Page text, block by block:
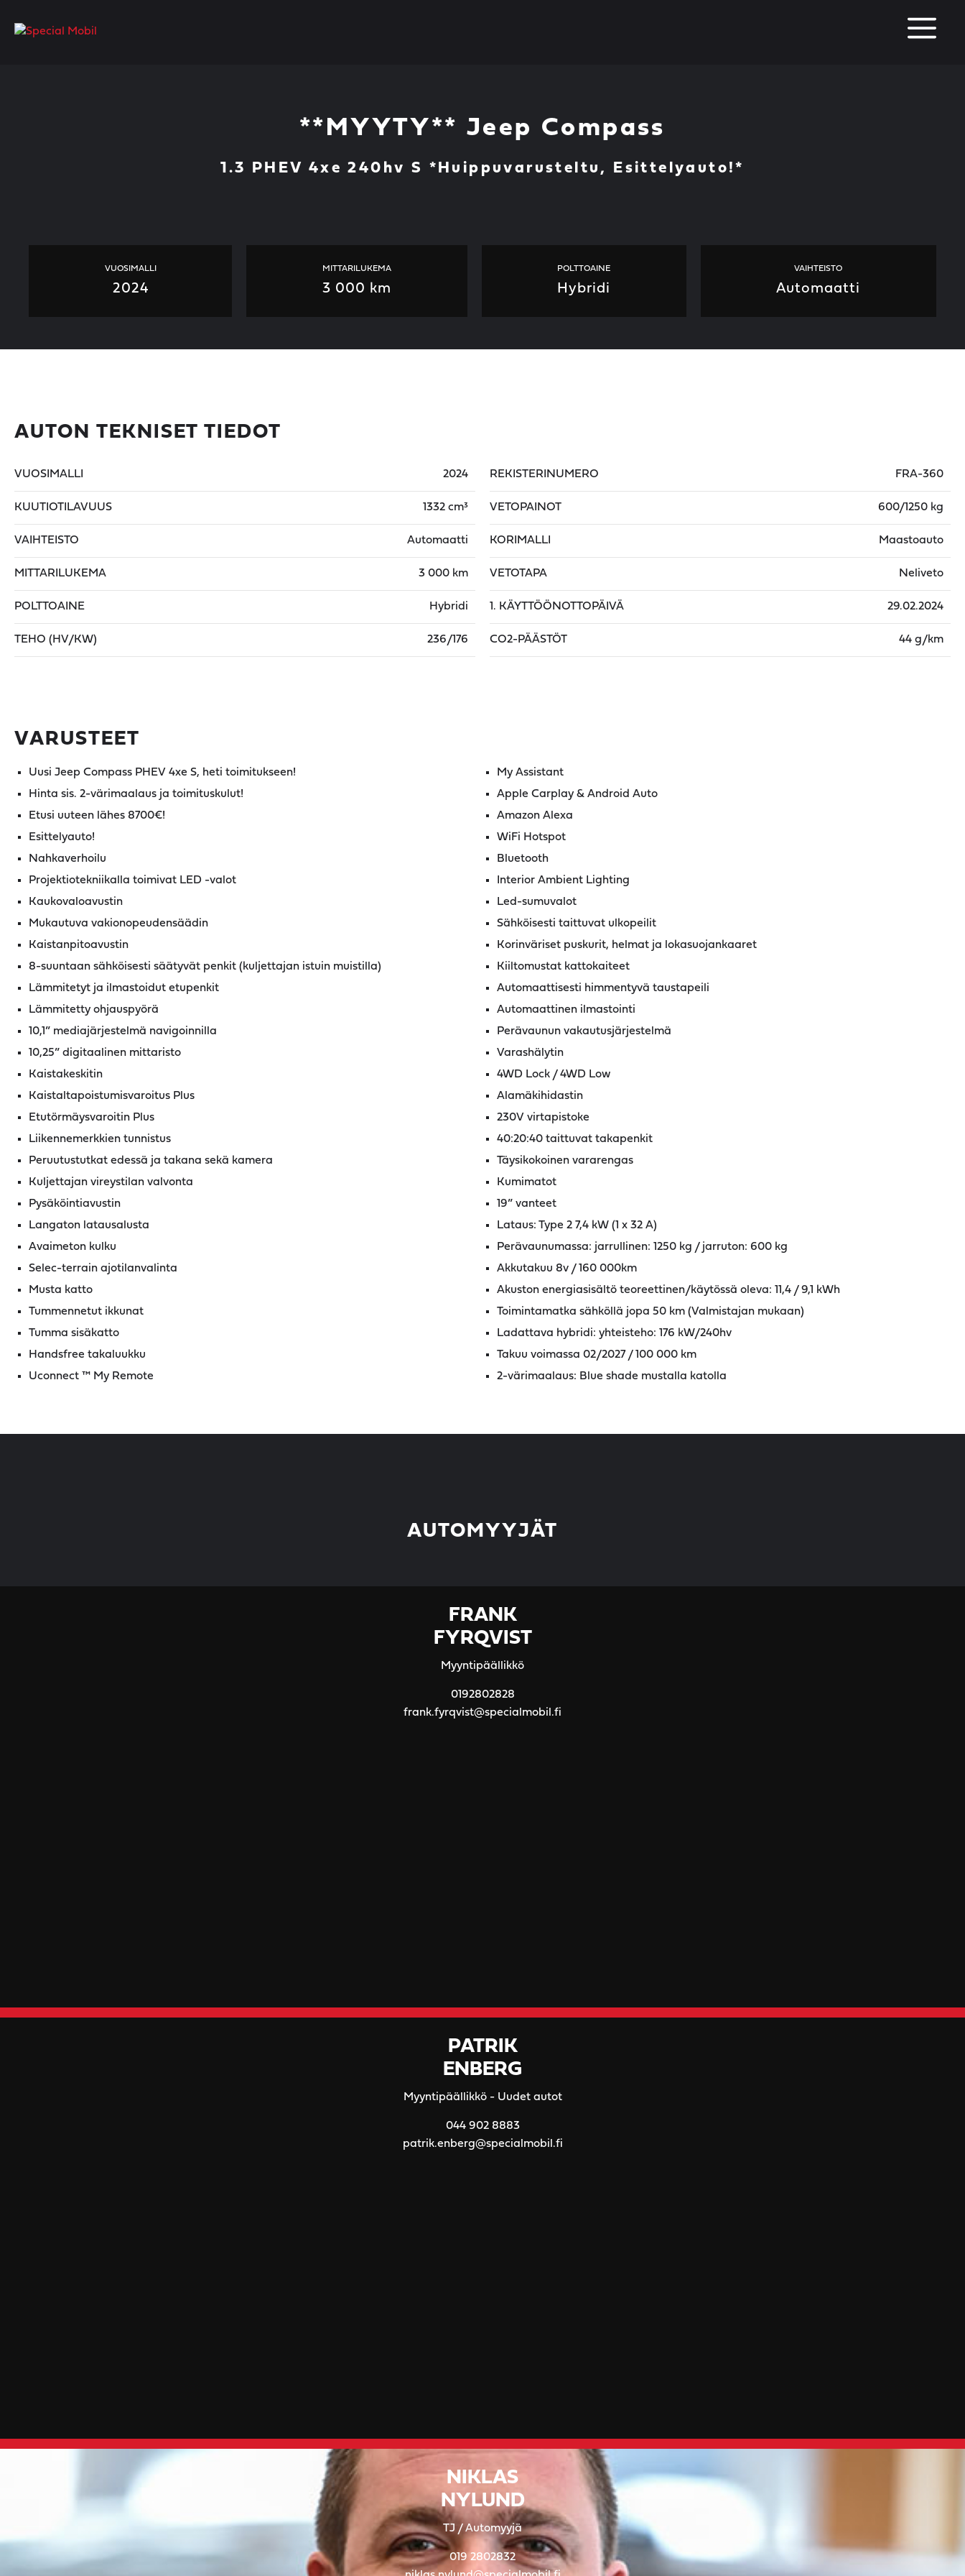
**MYYTY** Jeep Compass
1.3 PHEV 4xe 240hv S *Huippuvarusteltu, Esittelyauto!*
VUOSIMALLI
2024
MITTARILUKEMA
3 000 km
POLTTOAINE
Hybridi
VAIHTEISTO
Automaatti
AUTON TEKNISET TIEDOT
VUOSIMALLI 2024
KUUTIOTILAVUUS 1332 cm³
VAIHTEISTO Automaatti
MITTARILUKEMA 3 000 km
POLTTOAINE Hybridi
TEHO (HV/KW) 236/176
REKISTERINUMERO FRA-360
VETOPAINOT 600/1250 kg
KORIMALLI Maastoauto
VETOTAPA Neliveto
1. KÄYTTÖÖNOTTOPÄIVÄ 29.02.2024
CO2-PÄÄSTÖT 44 g/km
VARUSTEET
Uusi Jeep Compass PHEV 4xe S, heti toimitukseen!
Hinta sis. 2-värimaalaus ja toimituskulut!
Etusi uuteen lähes 8700€!
Esittelyauto!
Nahkaverhoilu
Projektiotekniikalla toimivat LED -valot
Kaukovaloavustin
Mukautuva vakionopeudensäädin
Kaistanpitoavustin
8-suuntaan sähköisesti säätyvät penkit (kuljettajan istuin muistilla)
Lämmitetyt ja ilmastoidut etupenkit
Lämmitetty ohjauspyörä
10,1” mediajärjestelmä navigoinnilla
10,25” digitaalinen mittaristo
Kaistakeskitin
Kaistaltapoistumisvaroitus Plus
Etutörmäysvaroitin Plus
Liikennemerkkien tunnistus
Peruutustutkat edessä ja takana sekä kamera
Kuljettajan vireystilan valvonta
Pysäköintiavustin
Langaton latausalusta
Avaimeton kulku
Selec-terrain ajotilanvalinta
Musta katto
Tummennetut ikkunat
Tumma sisäkatto
Handsfree takaluukku
Uconnect ™ My Remote
My Assistant
Apple Carplay & Android Auto
Amazon Alexa
WiFi Hotspot
Bluetooth
Interior Ambient Lighting
Led-sumuvalot
Sähköisesti taittuvat ulkopeilit
Korinväriset puskurit, helmat ja lokasuojankaaret
Kiiltomustat kattokaiteet
Automaattisesti himmentyvä taustapeili
Automaattinen ilmastointi
Perävaunun vakautusjärjestelmä
Varashälytin
4WD Lock / 4WD Low
Alamäkihidastin
230V virtapistoke
40:20:40 taittuvat takapenkit
Täysikokoinen vararengas
Kumimatot
19” vanteet
Lataus: Type 2 7,4 kW (1 x 32 A)
Perävaunumassa: jarrullinen: 1250 kg / jarruton: 600 kg
Akkutakuu 8v / 160 000km
Akuston energiasisältö teoreettinen/käytössä oleva: 11,4 / 9,1 kWh
Toimintamatka sähköllä jopa 50 km (Valmistajan mukaan)
Ladattava hybridi: yhteisteho: 176 kW/240hv
Takuu voimassa 02/2027 / 100 000 km
2-värimaalaus: Blue shade mustalla katolla
AUTOMYYJÄT
FRANK
FYRQVIST
Myyntipäällikkö
0192802828
frank.fyrqvist@specialmobil.fi
PATRIK
ENBERG
Myyntipäällikkö - Uudet autot
044 902 8883
patrik.enberg@specialmobil.fi
NIKLAS
NYLUND
TJ / Automyyjä
019 2802832